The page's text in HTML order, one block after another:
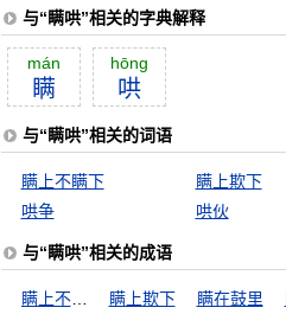
与“瞒哄”相关的字典解释
mán
瞒
hōng
哄
与“瞒哄”相关的词语
瞒上不瞒下 瞒上欺下
哄争
哄伙
与“瞒哄”相关的成语
瞒上不瞒下 瞒上欺下 瞒在鼓里